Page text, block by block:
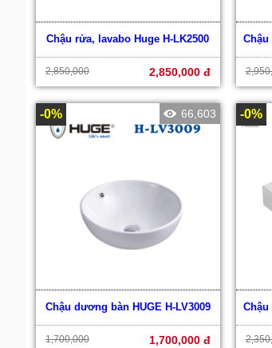
Chậu rửa, lavabo Huge H-LK2500
2,850,000 2,850,000 đ
Chậu
-0% 66,603
Chậu dương bàn HUGE H-LV3009
1,700,000 1,700,000 đ
-0%
Chậu